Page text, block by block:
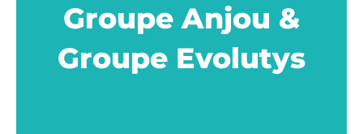
Groupe Anjou &
Groupe Evolutys